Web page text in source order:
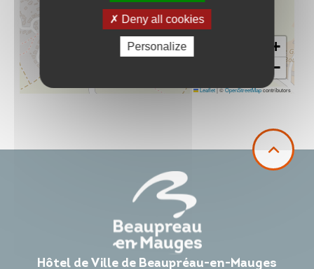
+
−
Leaflet|©OpenStreetMapcontributors
Hôtel de Ville de Beaupréau-en-Mauges
Deny all cookies
Personalize